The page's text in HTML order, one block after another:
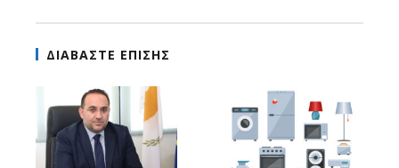
ΔΙΑΒΑΣΤΕ ΕΠΙΣΗΣ